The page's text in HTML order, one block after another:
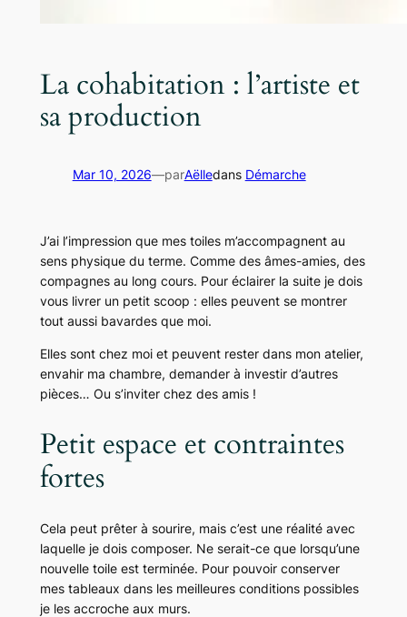
La cohabitation : l’artiste et
sa production
Mar 10, 2026—parAëlledans Démarche
J’ai l’impression que mes toiles m’accompagnent au
sens physique du terme. Comme des âmes-amies, des
compagnes au long cours. Pour éclairer la suite je dois
vous livrer un petit scoop : elles peuvent se montrer
tout aussi bavardes que moi.
Elles sont chez moi et peuvent rester dans mon atelier,
envahir ma chambre, demander à investir d’autres
pièces… Ou s’inviter chez des amis !
Petit espace et contraintes
fortes
Cela peut prêter à sourire, mais c’est une réalité avec
laquelle je dois composer. Ne serait-ce que lorsqu’une
nouvelle toile est terminée. Pour pouvoir conserver
mes tableaux dans les meilleures conditions possibles
je les accroche aux murs.